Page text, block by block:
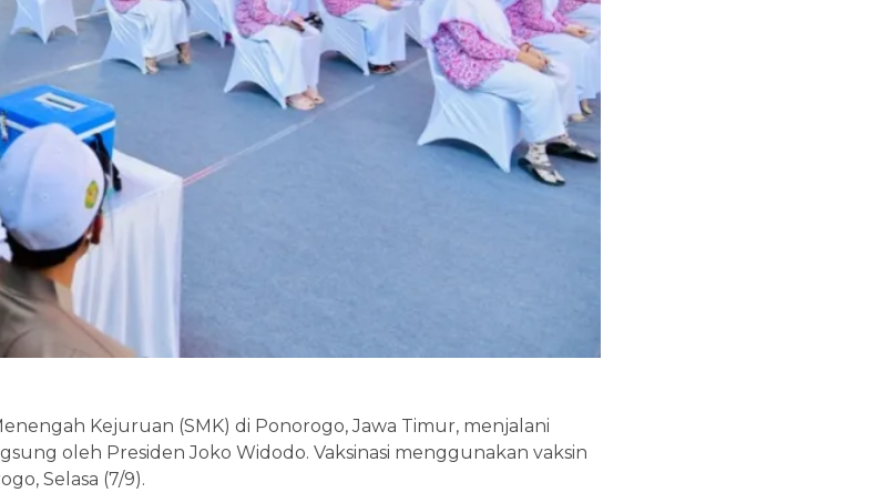
Kejuruan (SMK) di Ponorogo, Jawa Timur, menjalani
oleh Presiden Joko Widodo. Vaksinasi menggunakan vaksin
Selasa (7/9).